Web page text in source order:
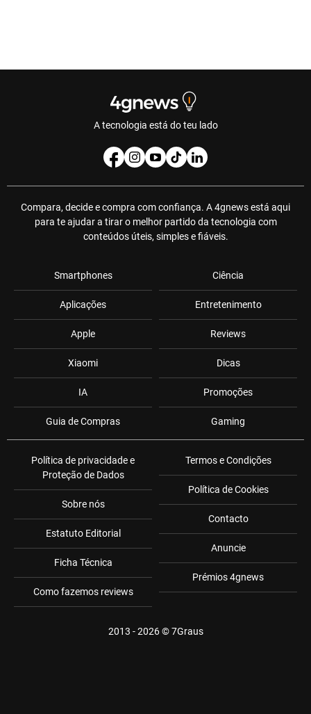
A tecnologia está do teu lado
Compara, decide e compra com confiança. A 4gnews está aqui
para te ajudar a tirar o melhor partido da tecnologia com
conteúdos úteis, simples e fiáveis.
Smartphones
Aplicações
Apple
Xiaomi
IA
Guia de Compras
Ciência
Entretenimento
Reviews
Dicas
Promoções
Gaming
Política de privacidade e
Proteção de Dados
Sobre nós
Estatuto Editorial
Ficha Técnica
Como fazemos reviews
Termos e Condições
Política de Cookies
Contacto
Anuncie
Prémios 4gnews
2013 - 2026 ©7Graus